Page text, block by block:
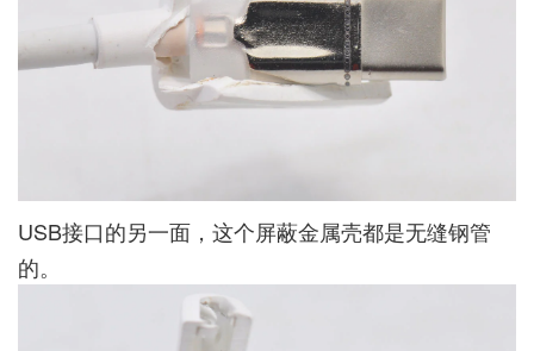
USB接口的另一面，这个屏蔽金属壳都是无缝钢管
的。